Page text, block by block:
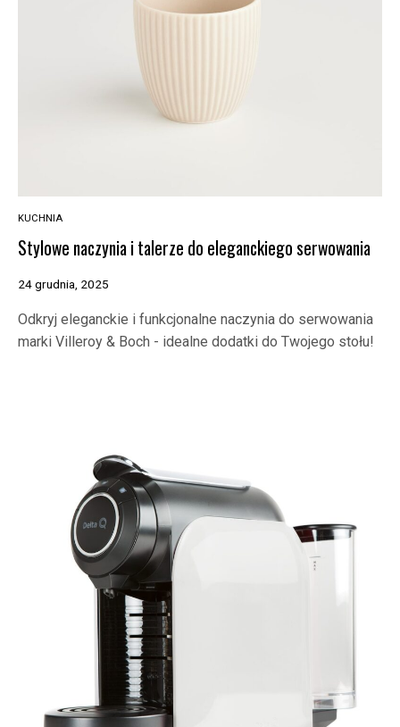
KUCHNIA
Stylowe naczynia i talerze do eleganckiego serwowania
24 grudnia, 2025
Odkryj eleganckie i funkcjonalne naczynia do serwowania
marki Villeroy & Boch - idealne dodatki do Twojego stołu!